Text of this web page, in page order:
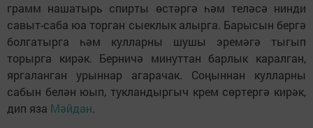
грамм нашатырь спирты өстәргә һәм теләсә нинди
савыт-саба юа торган сыеклык алырга. Барысын бергә
болгатырга һәм кулларны шушы эремәгә тыгып
торырга кирәк. Берничә минуттан барлык каралган,
яргаланган урыннар агарачак. Соңыннан кулларны
сабын белән юып, тукландыргыч крем сөртергә кирәк,
дип яза Мәйдан.